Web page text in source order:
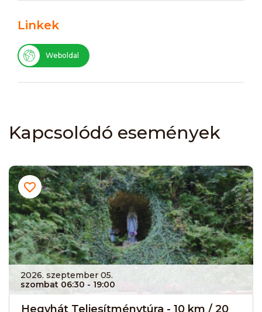
Linkek
Weboldal
Kapcsolódó események
2026. szeptember 05.
szombat 06:30 - 19:00
Hegyhát Teljesítménytúra - 10 km / 20